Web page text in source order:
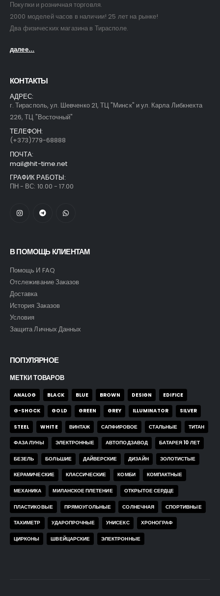
Покупки и розничная торговля.
2000 моделей часов в наличии! 25 лет на рынке!
Два физических магазина в Тирасполе.
далее...
КОНТАКТЫ
АДРЕС:
г. Тирасполь, ул. Шевченко 21, ТЦ "Минск" и ул. Карла Либкнехта
226, ТЦ "Восточный"
ТЕЛЕФОН:
(+373)779-68888
ПОЧТА:
mail@hit-time.net
ГРАФИК РАБОТЫ:
ПН - ВС: 10.00 - 17.00
В ПОМОЩЬ КЛИЕНТАМ
Помощь И FAQ
Отслеживание Заказов
Доставка
История Заказов
Условия
Защита Личных Данных
ПОПУЛЯРНОЕ
МЕТКИ ТОВАРОВ
ANALOG BLACK BLUE BROWN DESIGN EDIFICE
G-SHOCK GOLD GREEN GREY ILLUMINATOR SILVER
STEEL WHITE ВИНТАЖ САПФИРОВОЕ СТАЛЬНЫЕ ТИТАН
ФАЗА ЛУНЫ ЭЛЕКТРОННЫЕ АВТОПОДЗАВОД БАТАРЕЯ 10 ЛЕТ
БЕЗЕЛЬ БОЛЬШИЕ ДАЙВЕРСКИЕ ДИЗАЙН ЗОЛОТИСТЫЕ
КЕРАМИЧЕСКИЕ КЛАССИЧЕСКИЕ КОМБИ КОМПАКТНЫЕ
МЕХАНИКА МИЛАНСКОЕ ПЛЕТЕНИЕ ОТКРЫТОЕ СЕРДЦЕ
ПЛАСТИКОВЫЕ ПРЯМОУГОЛЬНЫЕ СОЛНЕЧНАЯ СПОРТИВНЫЕ
ТАХИМЕТР УДАРОПРОЧНЫЕ УНИСЕКС ХРОНОГРАФ
ЦИРКОНЫ ШВЕЙЦАРСКИЕ ЭЛЕКТРОННЫЕ